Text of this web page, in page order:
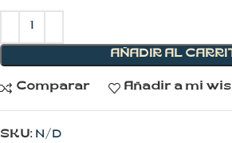
AÑADIR AL
Comparar Añadir a mi
SKU: N/D